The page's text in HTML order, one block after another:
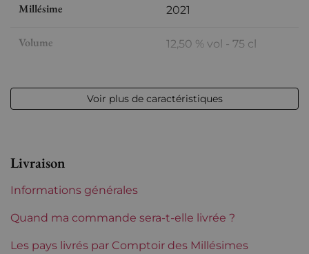
Millésime 2021
Volume 12,50 % vol - 75 cl
Niveau Parfait
Domaines du Rhône Beaucastel
Tranche de prix Moins de 30 €
Voir plus de caractéristiques
Livraison
Informations générales
Quand ma commande sera-t-elle livrée ?
Les pays livrés par Comptoir des Millésimes